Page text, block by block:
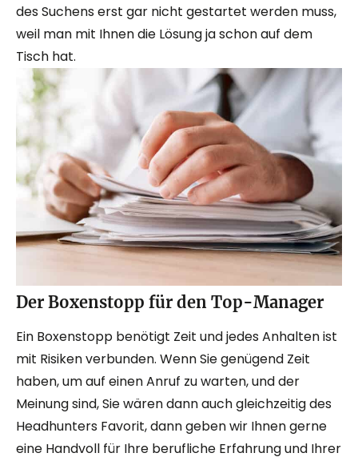
des Suchens erst gar nicht gestartet werden muss,
weil man mit Ihnen die Lösung ja schon auf dem
Tisch hat.
Der Boxenstopp für den Top-Manager
Ein Boxenstopp benötigt Zeit und jedes Anhalten ist
mit Risiken verbunden. Wenn Sie genügend Zeit
haben, um auf einen Anruf zu warten, und der
Meinung sind, Sie wären dann auch gleichzeitig des
Headhunters Favorit, dann geben wir Ihnen gerne
eine Handvoll für Ihre berufliche Erfahrung und Ihrer